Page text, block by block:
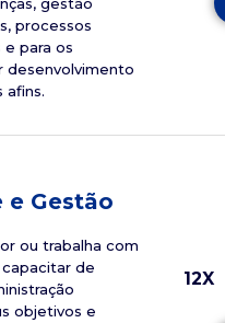
processos
para os
desenvolvimento
afins.
e Gestão
ou trabalha com
de
objetivos e
12X